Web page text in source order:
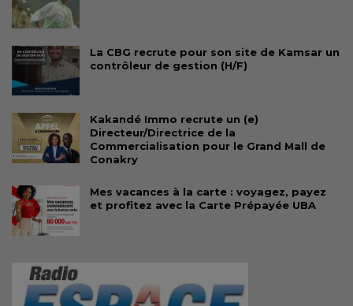
La CBG recrute pour son site de Kamsar un
contrôleur de gestion (H/F)
Kakandé Immo recrute un (e)
Directeur/Directrice de la
Commercialisation pour le Grand Mall de
Conakry
Mes vacances à la carte : voyagez, payez
et profitez avec la Carte Prépayée UBA